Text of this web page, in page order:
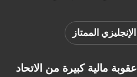
الممتاز
مالية كبيرة من الاتحاد